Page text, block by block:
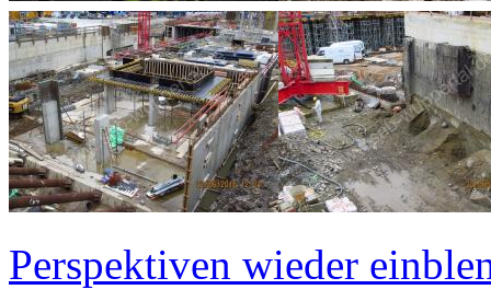
Perspektiven wieder